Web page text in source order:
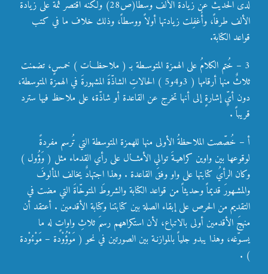
لدى الحديث عن زيادة الألف وسطاً(ص28) ولكنه اقتصر ثمّة على زيادة
الألف طرفاً، وأُغفِلت زيادتها أولاً ووسطاً، وذلك خلاف ما في كتب
قواعد الكتابة.
3 – خُتم الكلامُ على الهمزة المتوسـطة بـ ( ملاحظـات ) خمـسٍ، تضمنت
ثلاثٌ منها أرقامها ( 3و4و5 ) الحالاتِ الشاذّةَ المشهورةَ في الهمزة المتوسطة،
دون أيِّ إشارةٍ إلى أنها تخرج عن القاعدة أو شاذّة، على ملاحظ فيها سترد
قريباً .
أ – خُصّصت الملاحظةُ الأولى منها للهمزة المتوسطة التي تُرسم مفردةً
لوقوعها بين واوين كراهيـةَ توالي الأمثـال على رأي القدماء مثل ( وَؤُول )
وكان الرأيُ كتابتها على واو وفقَ القاعدة . وهذا اجتهادٌ يخالف المألوفَ
والمشـهورَ قديماً وحديثاً من قواعد الكتابة والشروطَ المتوخّاةَ التي مضت في
التقديم من الحرص على إبقاء الصلة بين كتابتنا وكتابة الأقدمين . أعتقد أن
منهجَ الأقدمين أولى بالاتباع، لأن استكراههم رسمَ ثلاثِ واواتٍ له ما
يسـوّغه، وهذا يبدو جلياً بالموازنـة بين الصورتين في نحو ( مَوْؤُوْدة – مَوْءُوْدة
) .